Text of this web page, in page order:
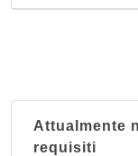
Attualmente
requisiti